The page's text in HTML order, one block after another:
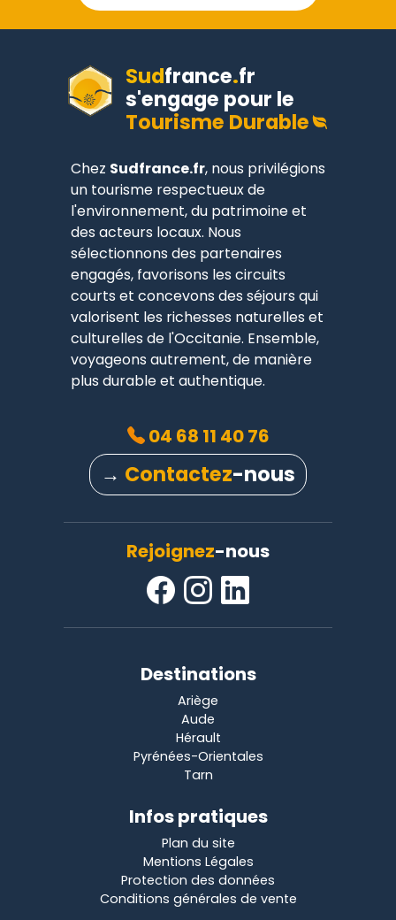
Sudfrance.fr
s'engage pour le
Tourisme Durable
Chez Sudfrance.fr, nous privilégions
un tourisme respectueux de
l'environnement, du patrimoine et
des acteurs locaux. Nous
sélectionnons des partenaires
engagés, favorisons les circuits
courts et concevons des séjours qui
valorisent les richesses naturelles et
culturelles de l'Occitanie. Ensemble,
voyageons autrement, de manière
plus durable et authentique.
Rejoignez-nous
04 68 11 40 76
→ Contactez-nous
Destinations
Ariège
Aude
Hérault
Pyrénées-Orientales
Tarn
Infos pratiques
Plan du site
Mentions Légales
Protection des données
Conditions générales de vente